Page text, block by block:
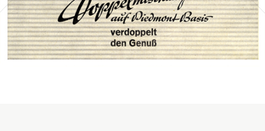
Bild-ID: 69281